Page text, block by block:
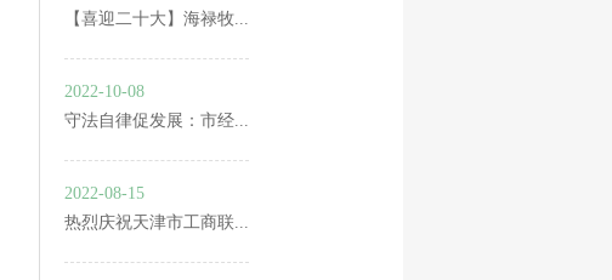
【喜迎二十大】海禄牧...
2022-10-08
守法自律促发展：市经...
2022-08-15
热烈庆祝天津市工商联...